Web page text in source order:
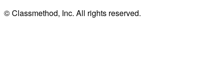
© Classmethod, Inc. All rights reserved.